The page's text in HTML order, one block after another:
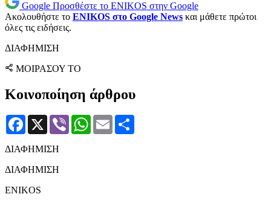
Google Προσθέστε το ENIKOS στην Google
Ακολουθήστε το ENIKOS στο Google News και μάθετε πρώτοι
όλες τις ειδήσεις.
ΔΙΑΦΗΜΙΣΗ
ΜΟΙΡΑΣΟΥ ΤΟ
Κοινοποίηση άρθρου
Facebook
X Viber WhatsApp
Email
ΔΙΑΦΗΜΙΣΗ
ΔΙΑΦΗΜΙΣΗ
ENIKOS